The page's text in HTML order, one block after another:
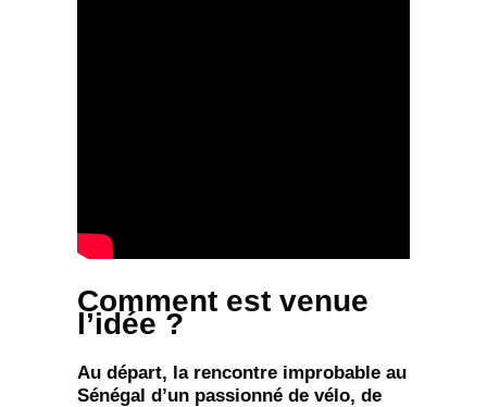
Comment est venue
l’idée ?
Au départ, la rencontre improbable au
Sénégal d’un passionné de vélo, de